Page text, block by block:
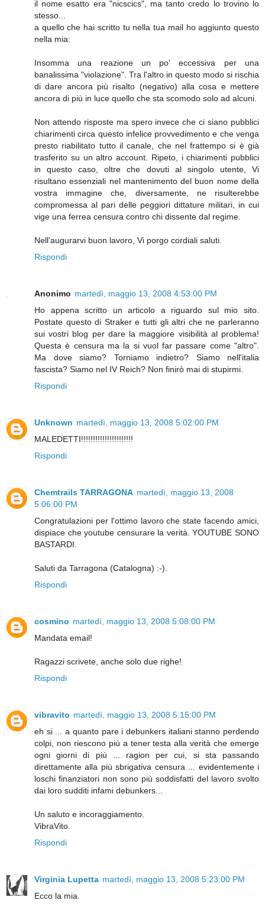
il nome esatto era "nicscics", ma tanto credo lo trovino lo
stesso...
a quello che hai scritto tu nella tua mail ho aggiunto questo
nella mia:
Insomma una reazione un po' eccessiva per una
banalissima "violazione". Tra l'altro in questo modo si rischia
di dare ancora più risalto (negativo) alla cosa e mettere
ancora di più in luce quello che sta scomodo solo ad alcuni.
Non attendo risposte ma spero invece che ci siano pubblici
chiarimenti circa questo infelice provvedimento e che venga
presto riabilitato tutto il canale, che nel frattempo si è già
trasferito su un altro account. Ripeto, i chiarimenti pubblici
in questo caso, oltre che dovuti al singolo utente, Vi
risultano essenziali nel mantenimento del buon nome della
vostra immagine che, diversamente, ne risulterebbe
compromessa al pari delle peggiori dittature militari, in cui
vige una ferrea censura contro chi dissente dal regime.
Nell'augurarvi buon lavoro, Vi porgo cordiali saluti.
Rispondi
Anonimo martedì, maggio 13, 2008 4:53:00 PM
Ho appena scritto un articolo a riguardo sul mio sito.
Postate questo di Straker e tutti gli altri che ne parleranno
sui vostri blog per dare la maggiore visibilità al problema!
Questa è censura ma la si vuol far passare come "altro".
Ma dove siamo? Torniamo indietro? Siamo nell'italia
fascista? Siamo nel IV Reich? Non finirò mai di stupirmi.
Rispondi
Unknown martedì, maggio 13, 2008 5:02:00 PM
MALEDETTI!!!!!!!!!!!!!!!!!!!!!!
Rispondi
Chemtrails TARRAGONA martedì, maggio 13, 2008
5:06:00 PM
Congratulazioni per l'ottimo lavoro che state facendo amici,
dispiace che youtube censurare la verità. YOUTUBE SONO
BASTARDI.
Saluti da Tarragona (Catalogna) :-).
Rispondi
cosmino martedì, maggio 13, 2008 5:08:00 PM
Mandata email!
Ragazzi scrivete, anche solo due righe!
Rispondi
vibravito martedì, maggio 13, 2008 5:15:00 PM
eh si ... a quanto pare i debunkers italiani stanno perdendo
colpi, non riescono più a tener testa alla verità che emerge
ogni giorni di più ... ragion per cui, si sta passando
direttamente alla più sbrigativa censura ... evidentemente i
loschi finanziatori non sono più soddisfatti del lavoro svolto
dai loro sudditi infami debunkers...
Un saluto e incoraggiamento.
VibraVito.
Rispondi
Virginia Lupetta martedì, maggio 13, 2008 5:23:00 PM
Ecco la mia.